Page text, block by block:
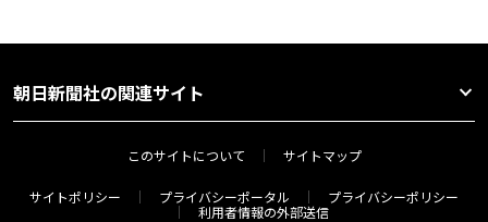
朝日新聞社の関連サイト
このサイトについて サイトマップ
サイトポリシー プライバシーポータル
プライバシーポリシー
利用者情報の外部送信